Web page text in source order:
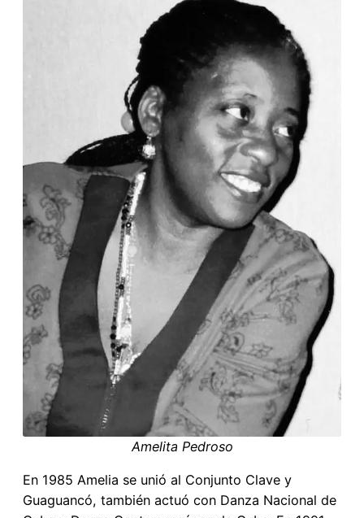
Amelita Pedroso
En 1985 Amelia se unió al Conjunto Clave y
Guaguancó, también actuó con Danza Nacional de